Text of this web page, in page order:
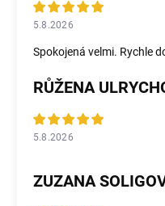
5.8.2026
Spokojená velmi. Rychle
RŮŽENA
5.8.2026
ZUZANA